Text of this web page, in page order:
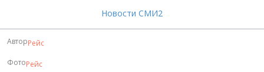
Новости СМИ2
АвторРейс
ФотоРейс